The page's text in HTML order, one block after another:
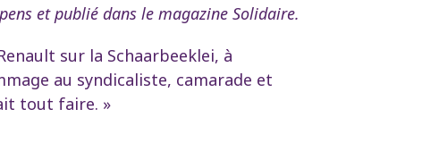
et publié dans le magazine Solidaire.
sur la Schaarbeeklei, à
au syndicaliste, camarade et
tout faire. »